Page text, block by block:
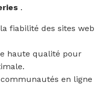
.
fiabilité des sites web
haute qualité pour
en ligne